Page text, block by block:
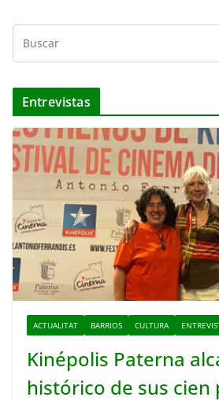
Entrevistas
ACTUALITAT BARRIOS CULTURA
Kinépolis Paterna
histórico de sus